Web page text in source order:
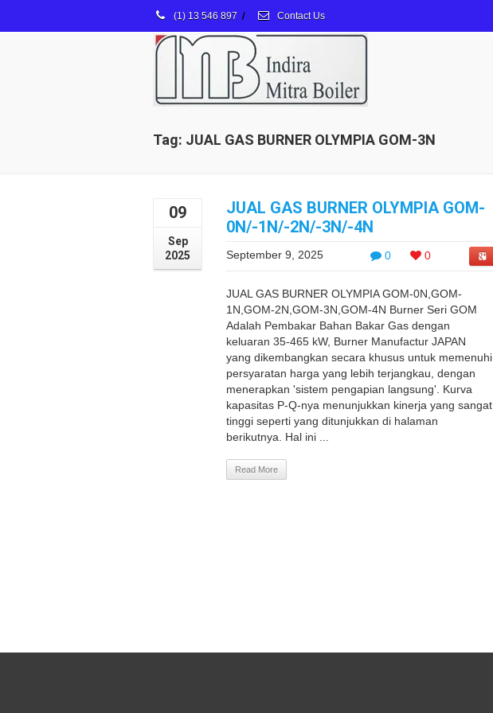
(1) 13 546 897 / Contact Us
Tag: JUAL GAS BURNER OLYMPIA GOM-3N
09
Sep
2025
JUAL GAS BURNER OLYMPIA GOM-
0N/-1N/-2N/-3N/-4N
0 0
September 9, 2025
JUAL GAS BURNER OLYMPIA GOM-0N,GOM-
1N,GOM-2N,GOM-3N,GOM-4N Burner Seri GOM
Adalah Pembakar Bahan Bakar Gas dengan
keluaran 35-465 kW, Burner Manufactur JAPAN
yang dikembangkan secara khusus untuk memenuhi
persyaratan harga yang lebih terjangkau, dengan
menerapkan 'sistem pengapian langsung'. Kurva
kapasitas P-Q-nya menunjukkan kinerja yang sangat
tinggi seperti yang ditunjukkan di halaman
berikutnya. Hal ini ...
Read More